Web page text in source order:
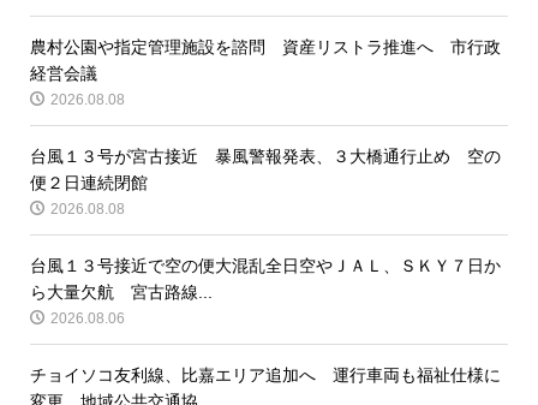
農村公園や指定管理施設を諮問 資産リストラ推進へ 市行政
経営会議
2026.08.08
台風１３号が宮古接近 暴風警報発表、３大橋通行止め 空の
便２日連続閉館
2026.08.08
台風１３号接近で空の便大混乱全日空やＪＡＬ、ＳＫＹ７日か
ら大量欠航 宮古路線...
2026.08.06
チョイソコ友利線、比嘉エリア追加へ 運行車両も福祉仕様に